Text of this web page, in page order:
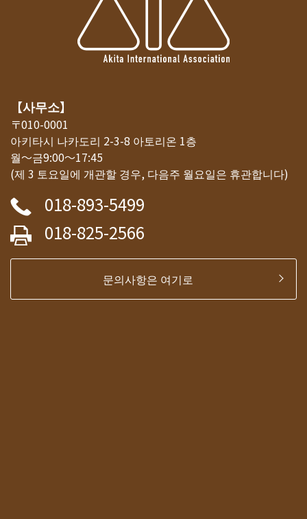
【사무소】
〒010-0001
아키타시 나카도리 2-3-8 아토리온 1층
월～금9:00～17:45
(제 3 토요일에 개관할 경우, 다음주 월요일은 휴관합니다)
018-893-5499
018-825-2566
문의사항은 여기로